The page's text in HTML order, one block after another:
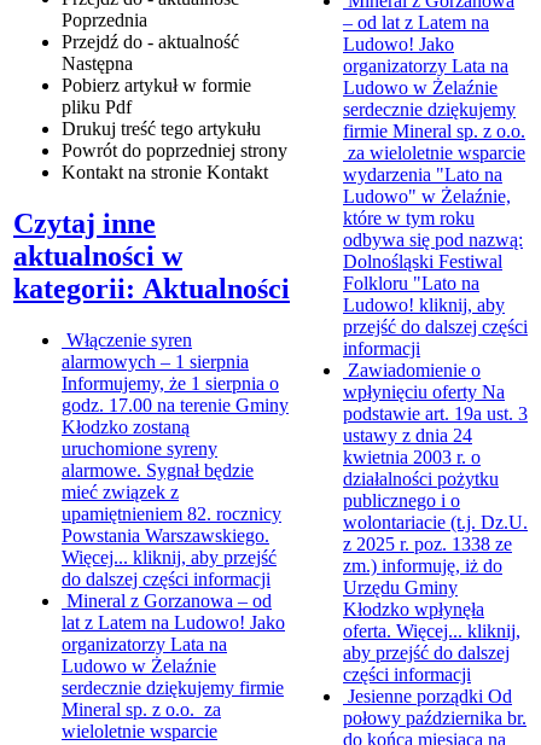
Poprzednia
Przejdź do - aktualność
Następna
Pobierz artykuł w formie
pliku Pdf
Drukuj treść tego artykułu
Powrót do poprzedniej strony
Kontakt na stronie Kontakt
Czytaj inne
aktualności w
kategorii: Aktualności
Włączenie syren
alarmowych – 1 sierpnia
Informujemy, że 1 sierpnia o
godz. 17.00 na terenie Gminy
Kłodzko zostaną
uruchomione syreny
alarmowe. Sygnał będzie
mieć związek z
upamiętnieniem 82. rocznicy
Powstania Warszawskiego.
Więcej... kliknij, aby przejść
do dalszej części informacji
Mineral z Gorzanowa – od
lat z Latem na Ludowo! Jako
organizatorzy Lata na
Ludowo w Żelaźnie
serdecznie dziękujemy firmie
Mineral sp. z o.o. za
wieloletnie wsparcie
– od lat z Latem na
Ludowo! Jako
organizatorzy Lata na
Ludowo w Żelaźnie
serdecznie dziękujemy
firmie Mineral sp. z o.o.
za wieloletnie wsparcie
wydarzenia "Lato na
Ludowo" w Żelaźnie,
które w tym roku
odbywa się pod nazwą:
Dolnośląski Festiwal
Folkloru "Lato na
Ludowo! kliknij, aby
przejść do dalszej części
informacji
Zawiadomienie o
wpłynięciu oferty Na
podstawie art. 19a ust. 3
ustawy z dnia 24
kwietnia 2003 r. o
działalności pożytku
publicznego i o
wolontariacie (t.j. Dz.U.
z 2025 r. poz. 1338 ze
zm.) informuję, iż do
Urzędu Gminy
Kłodzko wpłynęła
oferta. Więcej... kliknij,
aby przejść do dalszej
części informacji
Jesienne porządki Od
połowy października br.
do końca miesiąca na